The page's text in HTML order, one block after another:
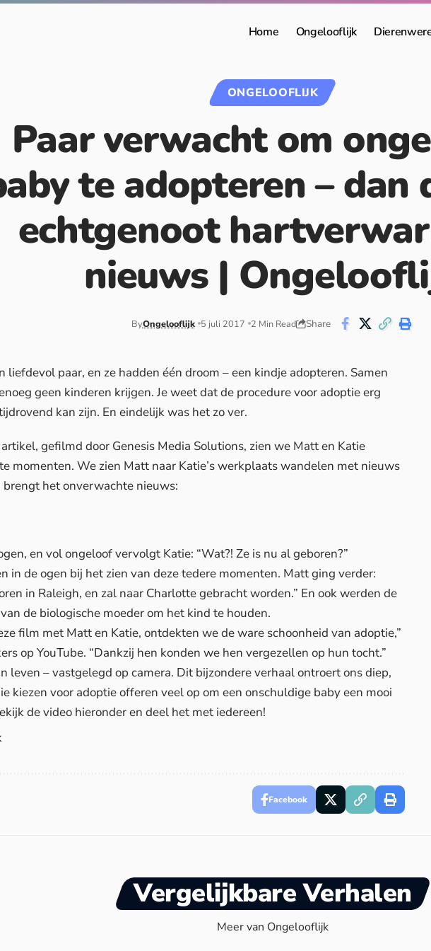
Home Ongelooflijk
ONGELOOFLIJK
Paar verwacht om
te adopteren – dan
echtgenoot
nieuws |
ByOngelooflijk 5 juli 2017 2 Min Read Share
liefdevol paar, en ze hadden één droom – een kindje adopteren. Samen
geen kinderen krijgen. Je weet dat de procedure voor adoptie erg
kan zijn. En eindelijk was het zo ver.
gefilmd door Genesis Media Solutions, zien we Matt en Katie
momenten. We zien Matt naar Katie’s werkplaats wandelen met nieuws
het onverwachte nieuws:
en vol ongeloof vervolgt Katie: “Wat?! Ze is nu al geboren?”
in de ogen bij het zien van deze tedere momenten. Matt ging verder:
in Raleigh, en zal naar Charlotte gebracht worden.” En ook werden de
de biologische moeder om het kind te houden.
film met Matt en Katie, ontdekten we de ware schoonheid van adoptie,”
op YouTube. “Dankzij hen konden we hen vergezellen op hun tocht.”
leven – vastgelegd op camera. Dit bijzondere verhaal ontroert ons diep,
kiezen voor adoptie offeren veel op om een onschuldige baby een mooi
de video hieronder en deel het met iedereen!
Facebook
Vergelijkbare Verhalen
Meer van Ongelooflijk